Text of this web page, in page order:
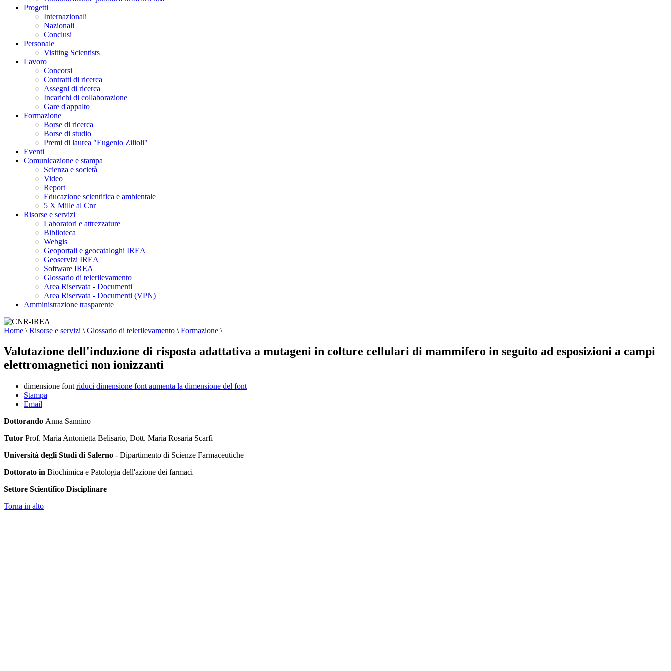
Progetti
Internazionali
Nazionali
Conclusi
Personale
Visiting Scientists
Lavoro
Concorsi
Contratti di ricerca
Assegni di ricerca
Incarichi di collaborazione
Gare d'appalto
Formazione
Borse di ricerca
Borse di studio
Premi di laurea "Eugenio Zilioli"
Eventi
Comunicazione e stampa
Scienza e società
Video
Report
Educazione scientifica e ambientale
5 X Mille al Cnr
Risorse e servizi
Laboratori e attrezzature
Biblioteca
Webgis
Geoportali e geocataloghi IREA
Geoservizi IREA
Software IREA
Glossario di telerilevamento
Area Riservata - Documenti
Area Riservata - Documenti (VPN)
Amministrazione trasparente
Home \ Risorse e servizi \ Glossario di telerilevamento \ Formazione \
Valutazione dell'induzione di risposta adattativa a mutageni in colture cellulari di mammifero in seguito ad esposizioni a campi
elettromagnetici non ionizzanti
dimensione font riduci dimensione font aumenta la dimensione del font
Stampa
Email
Dottorando Anna Sannino
Tutor Prof. Maria Antonietta Belisario, Dott. Maria Rosaria Scarfì
Università degli Studi di Salerno - Dipartimento di Scienze Farmaceutiche
Dottorato in Biochimica e Patologia dell'azione dei farmaci
Settore Scientifico Disciplinare
Torna in alto